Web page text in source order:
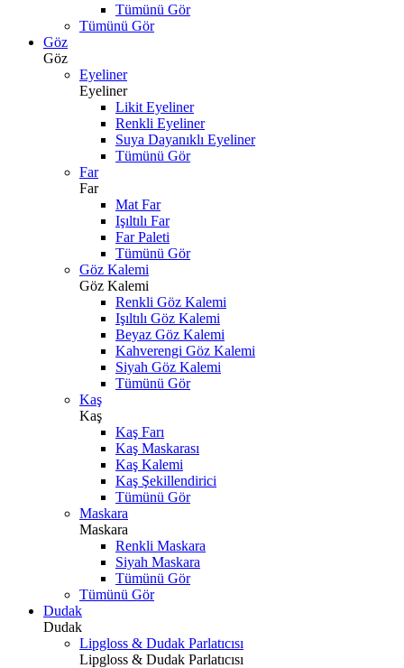
Tümünü Gör
Tümünü Gör
Göz
Göz
Eyeliner
Eyeliner
Likit Eyeliner
Renkli Eyeliner
Suya Dayanıklı Eyeliner
Tümünü Gör
Far
Far
Mat Far
Işıltılı Far
Far Paleti
Tümünü Gör
Göz Kalemi
Göz Kalemi
Renkli Göz Kalemi
Işıltılı Göz Kalemi
Beyaz Göz Kalemi
Kahverengi Göz Kalemi
Siyah Göz Kalemi
Tümünü Gör
Kaş
Kaş
Kaş Farı
Kaş Maskarası
Kaş Kalemi
Kaş Şekillendirici
Tümünü Gör
Maskara
Maskara
Renkli Maskara
Siyah Maskara
Tümünü Gör
Tümünü Gör
Dudak
Dudak
Lipgloss & Dudak Parlatıcısı
Lipgloss & Dudak Parlatıcısı